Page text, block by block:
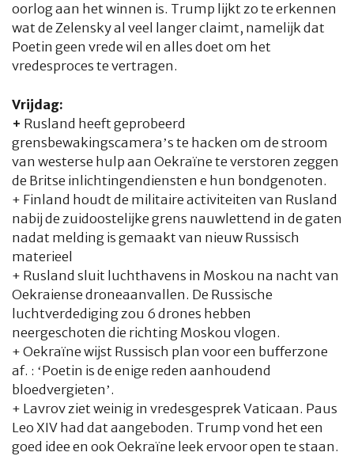
oorlog aan het winnen is. Trump lijkt zo te erkennen
wat de Zelensky al veel langer claimt, namelijk dat
Poetin geen vrede wil en alles doet om het
vredesproces te vertragen.
Vrijdag:
+ Rusland heeft geprobeerd
grensbewakingscamera’s te hacken om de stroom
van westerse hulp aan Oekraïne te verstoren zeggen
de Britse inlichtingendiensten e hun bondgenoten.
+ Finland houdt de militaire activiteiten van Rusland
nabij de zuidoostelijke grens nauwlettend in de gaten
nadat melding is gemaakt van nieuw Russisch
materieel
+ Rusland sluit luchthavens in Moskou na nacht van
Oekraiense droneaanvallen. De Russische
luchtverdediging zou 6 drones hebben
neergeschoten die richting Moskou vlogen.
+ Oekraïne wijst Russisch plan voor een bufferzone
af. : ‘Poetin is de enige reden aanhoudend
bloedvergieten’.
+ Lavrov ziet weinig in vredesgesprek Vaticaan. Paus
Leo XIV had dat aangeboden. Trump vond het een
goed idee en ook Oekraïne leek ervoor open te staan.